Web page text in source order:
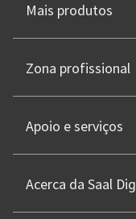
Mais produtos
Zona profissional
Apoio e serviços
Acerca da Saal